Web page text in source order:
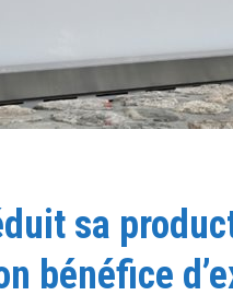
sa
bénéfice